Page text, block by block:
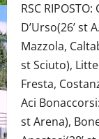
RSC
D’Urso(26’ st
Mazzola,
st Sciuto),
Fresta,
Aci
st Arena),